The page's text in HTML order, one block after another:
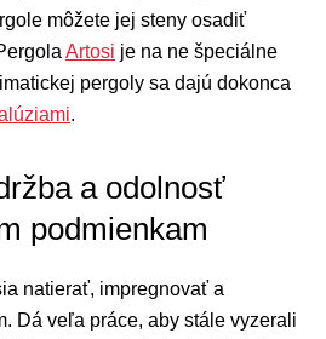
môžete jej steny osadiť
Artosi je na ne špeciálne
pergoly sa dajú dokonca
.
a odolnosť
podmienkam
natierať, impregnovať a
Dá veľa práce, aby stále vyzerali